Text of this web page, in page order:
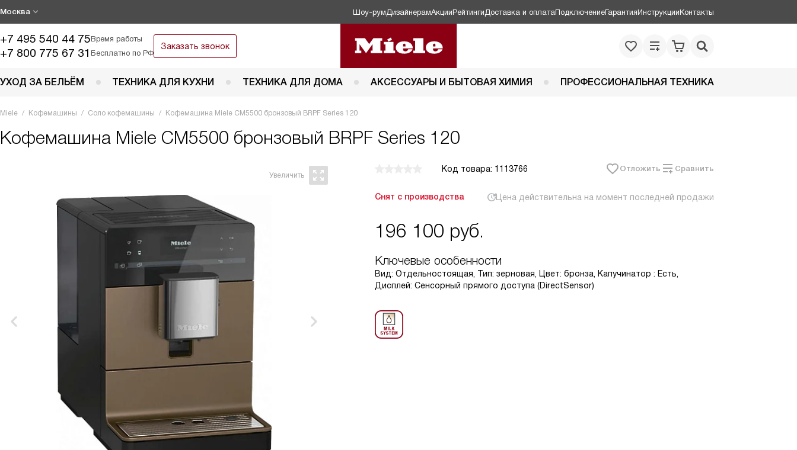
Москва Шоу-рум ДизайнерамАкцииРейтинги Доставка и оплатаПодключениеГарантияИнструкцииКонтакты
+7 495 540 44 75Время работы
+7 800 775 67 31 Бесплатно по РФ
Заказать звонок
УХОД ЗА БЕЛЬЁМ ТЕХНИКА ДЛЯ КУХНИ ТЕХНИКА ДЛЯ ДОМА АКСЕССУАРЫ И БЫТОВАЯ ХИМИЯ ПРОФЕССИОНАЛЬНАЯ ТЕХНИКА
Miele Кофемашины Соло кофемашины Кофемашина Miele CM5500 бронзовый BRPF Series 120
Кофемашина Miele CM5500 бронзовый BRPF Series 120
Код товара: 1113766 Отложить Сравнить
Снят с производства Цена действительна на момент последней продажи
196 100 руб.
Ключевые особенности
Вид: Отдельностоящая, Тип: зерновая, Цвет: бронза, Капучинатор : Есть,
Дисплей: Сенсорный прямого доступа (DirectSensor)